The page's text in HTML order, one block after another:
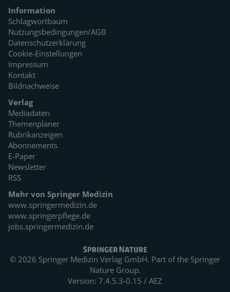
Information
Schlagwortbaum
Nutzungsbedingungen/AGB
Datenschutzerklärung
Cookie-Einstellungen
Impressum
Kontakt
Bildnachweise
Verlag
Mediadaten
Themenplaner
Rubrikanzeigen
Abonnements
E-Paper
Newsletter
RSS
Mehr von Springer Medizin
www.springermedizin.de
www.springerpflege.de
jobs.springermedizin.de
© 2026 Springer Medizin Verlag GmbH. Part of the Springer
Nature Group.
Version: 7.4.5.3-0.15 / AEZ